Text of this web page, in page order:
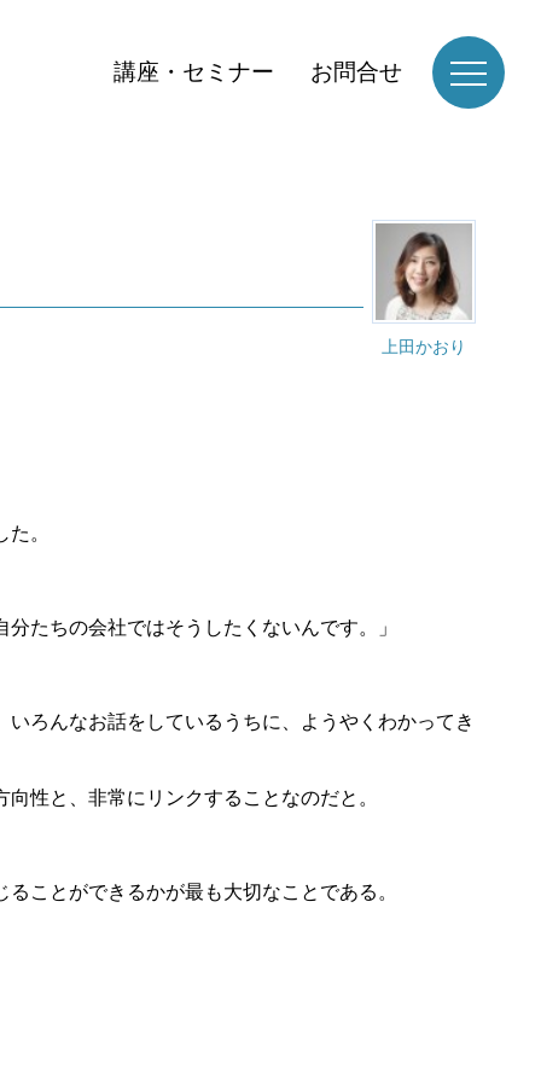
講座・セミナー お問合せ
上田かおり
。
たちの会社ではそうしたくないんです。」
ろんなお話をしているうちに、ようやくわかってき
性と、非常にリンクすることなのだと。
ことができるかが最も大切なことである。